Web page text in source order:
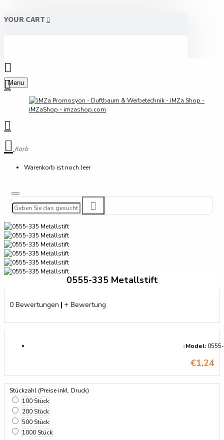
YOUR CART
Menu
Korb
Warenkorb ist noch leer
0555-335 Metallstift
0 Bewertungen | + Bewertung
€1,24
Model:
Stückzahl (Preise inkl. Druck)
100 Stück
200 Stück
500 Stück
1000 Stück